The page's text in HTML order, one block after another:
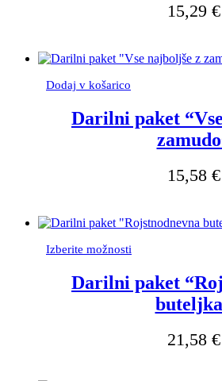
15,29 €
Dodaj v košarico
Darilni paket
15,58 €
Izberite možnosti
ima
več
različic.
izberete
Darilni paket
21,58 €